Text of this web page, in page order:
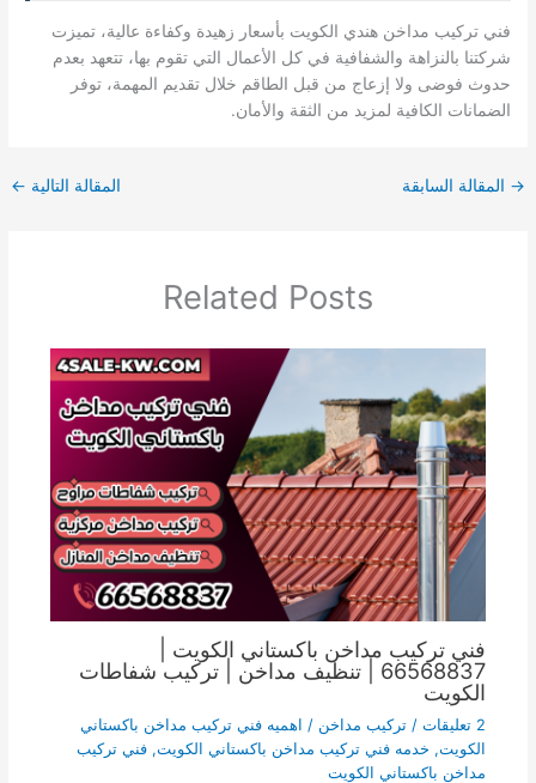
فني تركيب مداخن هندي الكويت بأسعار زهيدة وكفاءة عالية، تميزت
شركتنا بالنزاهة والشفافية في كل الأعمال التي تقوم بها، تتعهد بعدم
حدوث فوضى ولا إزعاج من قبل الطاقم خلال تقديم المهمة، توفر
الضمانات الكافية لمزيد من الثقة والأمان.
→ المقالة السابقة المقالة التالية ←
Related Posts
فني تركيب مداخن باكستاني الكويت |
66568837 | تنظيف مداخن | تركيب شفاطات
الكويت
2 تعليقات / تركيب مداخن / اهميه فني تركيب مداخن باكستاني
الكويت, خدمه فني تركيب مداخن باكستاني الكويت, فني تركيب
مداخن باكستاني الكويت